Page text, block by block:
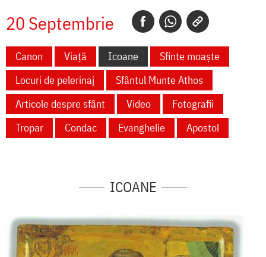
20 Septembrie
Canon Viață Icoane
Sfinte moaște
Locuri de pelerinaj
Sfântul Munte Athos
Articole despre sfânt
Video
Fotografii
Tropar
Condac Evanghelie Apostol
ICOANE